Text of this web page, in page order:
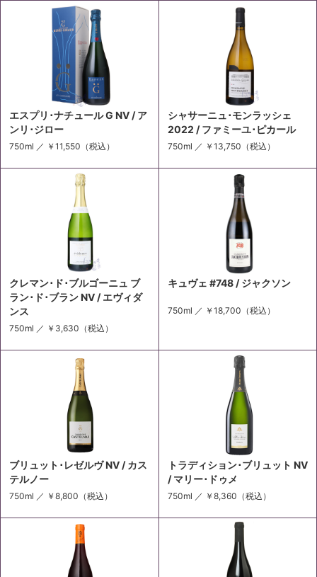
エスプリ･ナチュール G NV / ア
ンリ･ジロー
750ml ／ ￥11,550 （税込）
シャサーニュ･モンラッシェ
2022 / ファミーユ･ピカール
750ml ／ ￥13,750 （税込）
クレマン･ド･ブルゴーニュ ブ
ラン･ド･ブラン NV / エヴィダ
ンス
750ml ／ ￥3,630 （税込）
キュヴェ #748 / ジャクソン
750ml ／ ￥18,700 （税込）
ブリュット･レゼルヴ NV / カス
テルノー
750ml ／ ￥8,800 （税込）
トラディション･ブリュット NV
/ マリー･ドゥメ
750ml ／ ￥8,360 （税込）